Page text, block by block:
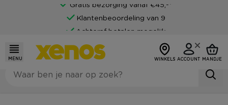
Gratis bezorging vanaf €45,-*
Klantenbeoordeling van 9
Achteraf betalen mogelijk
MENU WINKELS ACCOUNT MANDJE